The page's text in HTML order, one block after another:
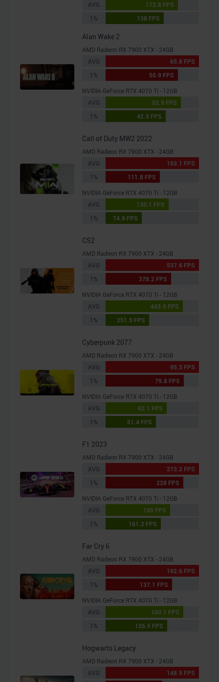
analysieren. Außerdem geben wir Informationen zu Ihrer
Verwendung unserer Website an unsere Partner für
soziale Medien, Werbung und Analysen weiter. Unsere
weiteren Daten zusammen, die Sie ihnen bereitgestellt
haben oder die sie im Rahmen Ihrer Nutzung der Dienste
gesammelt haben.
AVG
172.8 FPS
1%
138 FPS
Alan Wake 2
AMD Radeon RX 7900 XTX - 24GB
AVG
65.8 FPS
1%
50.9 FPS
NVIDIA GeForce RTX 4070 Ti - 12GB
AVG
52.9 FPS
1%
42.5 FPS
Call of Duty MW2 2022
AMD Radeon RX 7900 XTX - 24GB
AVG
193.1 FPS
1%
111.8 FPS
NVIDIA GeForce RTX 4070 Ti - 12GB
AVG
130.1 FPS
1%
74.9 FPS
CS2
AMD Radeon RX 7900 XTX - 24GB
AVG
537.6 FPS
1%
378.2 FPS
NVIDIA GeForce RTX 4070 Ti - 12GB
AVG
443.9 FPS
1%
251.5 FPS
Cyberpunk 2077
AMD Radeon RX 7900 XTX - 24GB
AVG
95.3 FPS
1%
79.8 FPS
NVIDIA GeForce RTX 4070 Ti - 12GB
AVG
62.1 FPS
1%
51.4 FPS
F1 2023
AMD Radeon RX 7900 XTX - 24GB
AVG
273.2 FPS
1%
228 FPS
NVIDIA GeForce RTX 4070 Ti - 12GB
AVG
189 FPS
1%
161.2 FPS
Far Cry 6
AMD Radeon RX 7900 XTX - 24GB
AVG
192.6 FPS
1%
137.1 FPS
NVIDIA GeForce RTX 4070 Ti - 12GB
AVG
160.1 FPS
1%
126.5 FPS
Hogwarts Legacy
AMD Radeon RX 7900 XTX - 24GB
AVG
148.5 FPS